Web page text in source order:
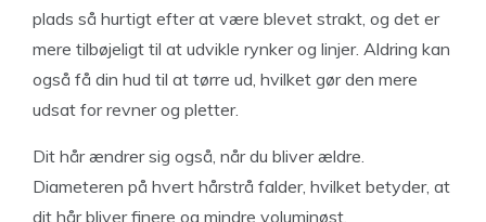
plads så hurtigt efter at være blevet strakt, og det er
mere tilbøjeligt til at udvikle rynker og linjer. Aldring kan
også få din hud til at tørre ud, hvilket gør den mere
udsat for revner og pletter.
Dit hår ændrer sig også, når du bliver ældre.
Diameteren på hvert hårstrå falder, hvilket betyder, at
dit hår bliver finere og mindre voluminøst.